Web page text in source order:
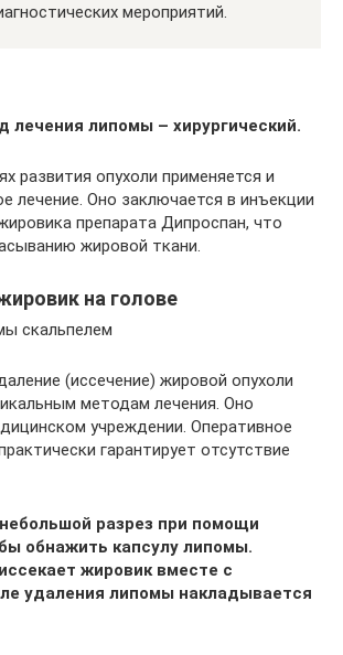
мероприятий.
лечения липомы – хирургический.
развития опухоли применяется и
лечение. Оно заключается в инъекции
препарата Дипроспан, что
жировой ткани.
на голове
скальпелем
(иссечение) жировой опухоли
методам лечения. Оно
учреждении. Оперативное
гарантирует отсутствие
разрез при помощи
обнажить капсулу липомы.
жировик вместе с
удаления липомы накладывается